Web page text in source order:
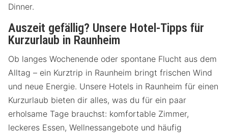
Dinner.
Auszeit gefällig? Unsere Hotel-Tipps für
Kurzurlaub in Raunheim
Ob langes Wochenende oder spontane Flucht aus dem
Alltag – ein Kurztrip in Raunheim bringt frischen Wind
und neue Energie. Unsere Hotels in Raunheim für einen
Kurzurlaub bieten dir alles, was du für ein paar
erholsame Tage brauchst: komfortable Zimmer,
leckeres Essen, Wellnessangebote und häufig